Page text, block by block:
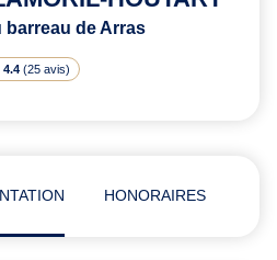
barreau de Arras
4.4 (25 avis)
HONORAIRES